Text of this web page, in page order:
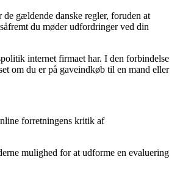
gældende danske regler, foruden at
du møder udfordringer ved din
internet firmaet har. I den forbindelse
om du er på gaveindkøb til en mand eller
forretningens kritik af
mulighed for at udforme en evaluering